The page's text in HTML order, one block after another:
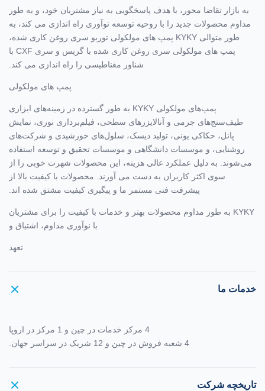
به بازار تقاضا محور، با هدف پاسخگویی به نیاز مشتریان خود، و به طور
مداوم محصولات جدید را با روحیه توسعه نوآوری راه اندازی می کند، به
طور متوالی KYKY پمپ های مولکولی توربو سری روغن کاری شده،
پمپ های مولکولی سری روغن کاری شده با گریس و سری CXF با
شناور مغناطیسی را راه اندازی می کند.
پمپ های مولکولی
پمپ‌های مولکولی KYKY به طور گسترده در زمینه‌های ابزاری
طیف‌سنج‌های جرمی و آنالایزرهای سطحی، فیلم‌برداری نوری، نمایش
پانل، حکاکی یونی، تولید دیسک، سلول‌های خورشیدی و شرکت‌های
روشنایی، و موسسات دانشگاهی و موسسات تحقیق و توسعه استفاده
می‌شوند. به دلیل عملکرد عالی هزینه، این محصولات شهرت خوبی را از
سوی اکثر کاربران به دست می آورند. محصولات با کیفیت بالا از
پیشرفت فنی مستمر ما و پیگیری کیفیت مشتق شده اند.
KYKY به طور مداوم محصولات بهتر و خدمات با کیفیت را برای مشتریان
با نوآوری مداوم، اشتیاق و
تعهد
خدمات ما
4 مرکز خدمات در چین و 1 مرکز در اروپا
4 شعبه فروش در چین و 12 شریک در سراسر جهان.
تاریخچه شرکت